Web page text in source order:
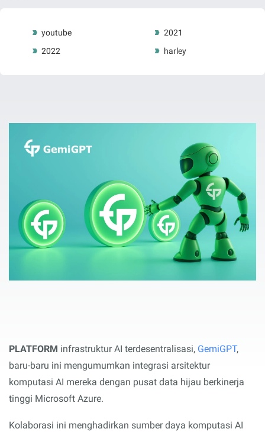
youtube
2021
2022
harley
PLATFORM infrastruktur AI terdesentralisasi, GemiGPT,
baru-baru ini mengumumkan integrasi arsitektur
komputasi AI mereka dengan pusat data hijau berkinerja
tinggi Microsoft Azure.
Kolaborasi ini menghadirkan sumber daya komputasi AI